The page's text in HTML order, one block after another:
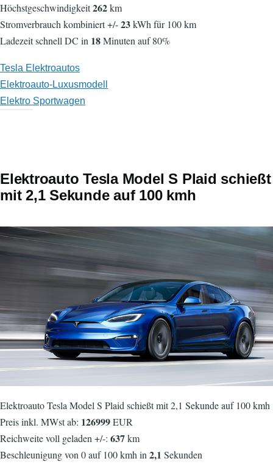
Höchstgeschwindigkeit262km
Stromverbrauch kombiniert +/-23kWh für 100 km
Ladezeit schnell DC in 18Minuten auf 80%
Tesla Elektroautos
Elektroauto-Luxusmodell
Elektro Sportwagen
Elektroauto Tesla Model S Plaid schießt
mit 2,1 Sekunde auf 100 kmh
Elektroauto Tesla Model S Plaid schießt mit 2,1 Sekunde auf 100 kmh
Preis inkl. MWst ab: 126999EUR
Reichweite voll geladen +/-: 637km
Beschleunigung von 0 auf 100 kmh in 2,1 Sekunden